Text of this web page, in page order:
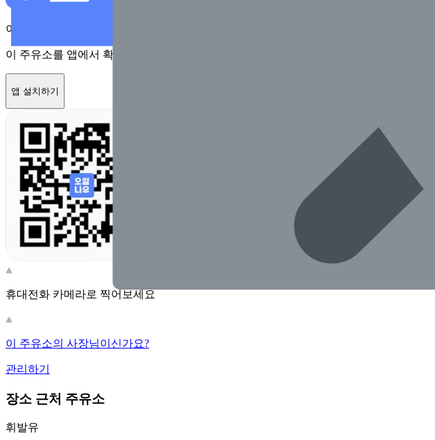
이 주유소를 앱에서 확인하고 최대 1만원 혜택을 받아보세요
이 주유소를 앱에서 확인하고 최대 1만원 혜택을 받아보세요
앱 설치하기
휴대전화 카메라로 찍어보세요
이 주유소의 사장님이신가요?
관리하기
장소 근처 주유소
휘발유